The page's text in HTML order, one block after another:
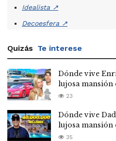
Idealista ↗
Decoesfera ↗
Quizás Te interese
Dónde vive
lujosa mansión
23
Dónde vive
lujosa mansión
35